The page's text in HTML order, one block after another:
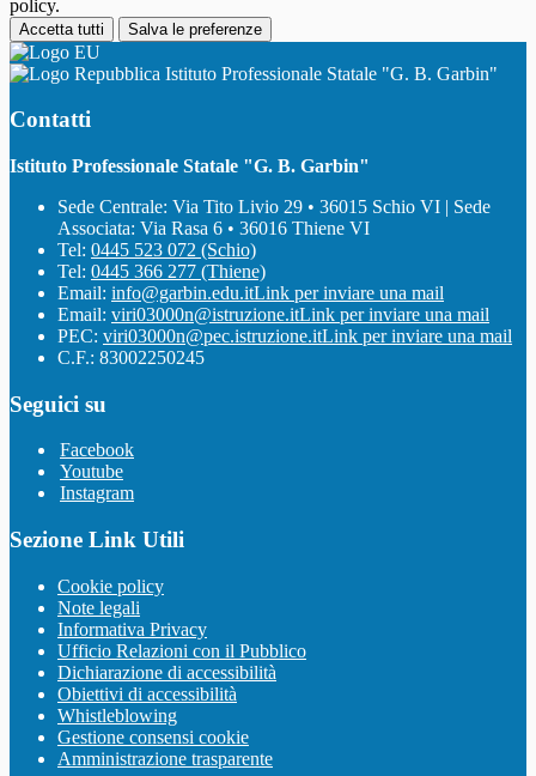
policy.
Accetta tutti Salva le preferenze
Istituto Professionale Statale "G. B. Garbin"
Contatti
Istituto Professionale Statale "G. B. Garbin"
Sede Centrale: Via Tito Livio 29 • 36015 Schio VI | Sede
Associata: Via Rasa 6 • 36016 Thiene VI
Tel: 0445 523 072 (Schio)
Tel: 0445 366 277 (Thiene)
Email: info@garbin.edu.itLink per inviare una mail
Email: viri03000n@istruzione.itLink per inviare una mail
PEC: viri03000n@pec.istruzione.itLink per inviare una mail
C.F.: 83002250245
Seguici su
Facebook
Youtube
Instagram
Sezione Link Utili
Cookie policy
Note legali
Informativa Privacy
Ufficio Relazioni con il Pubblico
Dichiarazione di accessibilità
Obiettivi di accessibilità
Whistleblowing
Gestione consensi cookie
Amministrazione trasparente